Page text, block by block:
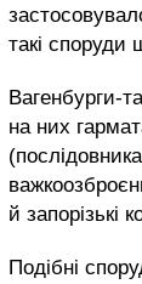
такі споруди
Вагенбурги-
на них
й запорізькі
Подібні